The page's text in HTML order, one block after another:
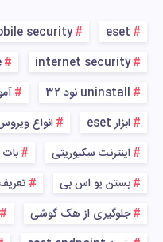
eset
security
internet security
uninstall نود 32
ابزار eset
انواع
اینترنت سکیوریتی
بستن یو اس بی
جلوگیری از هک گوشی